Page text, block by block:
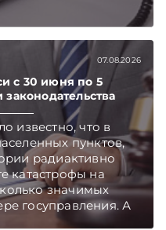
07.08.2026
с 30 июня по 5
законодательства
известно, что в
пунктов,
радиактивно
катастрофы на
значимых
госуправления. А
на сокращение